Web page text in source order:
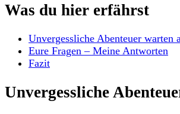
Was du hier erfährst
Unvergessliche Abenteuer
Eure Fragen – Meine Antworten
Fazit
Unvergessliche